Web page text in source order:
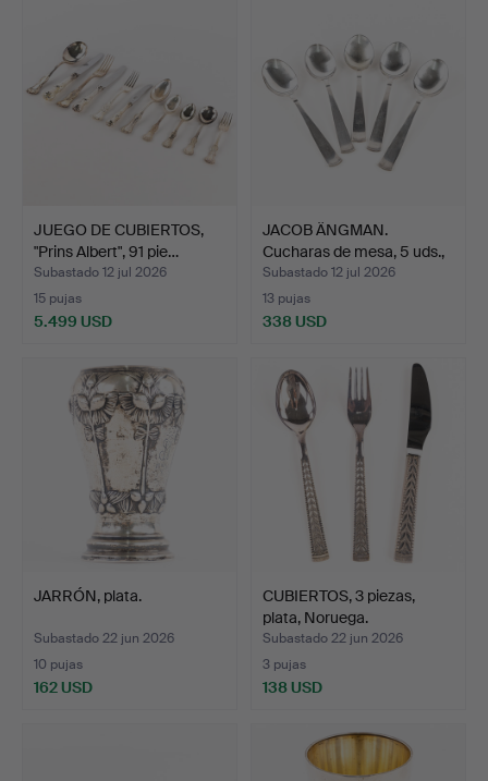
JUEGO DE CUBIERTOS,
"Prins Albert", 91 pie…
Subastado 12 jul 2026
15 pujas
5.499 USD
JACOB ÄNGMAN.
Cucharas de mesa, 5 uds.,
"R…
Subastado 12 jul 2026
13 pujas
338 USD
JARRÓN, plata.
Subastado 22 jun 2026
10 pujas
162 USD
CUBIERTOS, 3 piezas,
plata, Noruega.
Subastado 22 jun 2026
3 pujas
138 USD